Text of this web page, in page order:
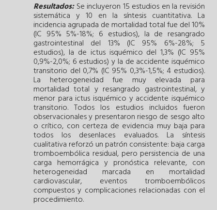
Resultados:Se incluyeron 15 estudios en la revisión
sistemática y 10 en la síntesis cuantitativa. La
incidencia agrupada de mortalidad total fue del 10%
(IC 95% 5%-18%; 6 estudios), la de resangrado
gastrointestinal del 13% (IC 95% 6%-28%; 5
estudios), la de ictus isquémico del 1,3% (IC 95%
0,9%-2,0%; 6 estudios) y la de accidente isquémico
transitorio del 0,7% (IC 95% 0,3%-1,5%; 4 estudios).
La heterogeneidad fue muy elevada para
mortalidad total y resangrado gastrointestinal, y
menor para ictus isquémico y accidente isquémico
transitorio. Todos los estudios incluidos fueron
observacionales y presentaron riesgo de sesgo alto
o crítico, con certeza de evidencia muy baja para
todos los desenlaces evaluados. La síntesis
cualitativa reforzó un patrón consistente: baja carga
tromboembólica residual, pero persistencia de una
carga hemorrágica y pronóstica relevante, con
heterogeneidad marcada en mortalidad
cardiovascular, eventos tromboembólicos
compuestos y complicaciones relacionadas con el
procedimiento.